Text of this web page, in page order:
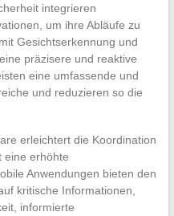
integrieren
um ihre Abläufe zu
Gesichtserkennung und
präzisere und reaktive
eine umfassende und
und reduzieren so die
erleichtert die Koordination
eine erhöhte
Anwendungen bieten den
kritische Informationen,
informierte